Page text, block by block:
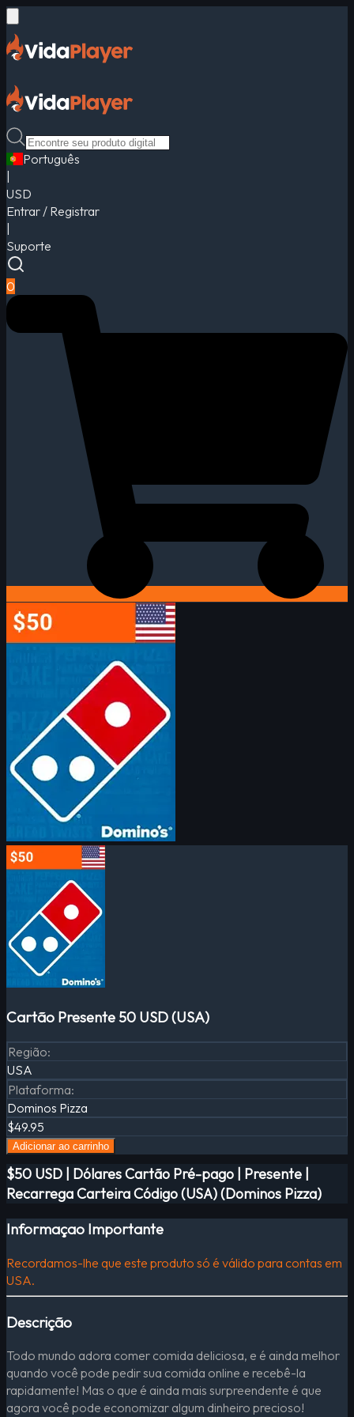
Português
USD
Entrar / Registrar
Suporte
0
Cartão Presente 50 USD (USA)
Região:
USA
Plataforma:
Dominos Pizza
$49.95
Adicionar ao carrinho
$50 USD | Dólares Cartão Pré-pago | Presente |
Recarrega Carteira Código (USA) (Dominos Pizza)
Informaçao Importante
Recordamos-lhe que este produto só é válido para contas em
USA.
Descrição
Todo mundo adora comer comida deliciosa, e é ainda melhor
quando você pode pedir sua comida online e recebê-la
rapidamente! Mas o que é ainda mais surpreendente é que
agora você pode economizar algum dinheiro precioso!